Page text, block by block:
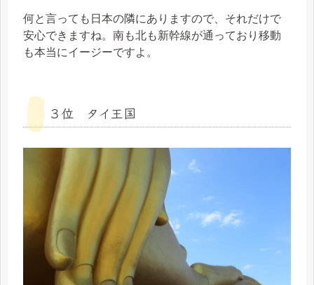
何と言っても日本の隣にありますので、それだけで
安心できますね。南も北も新幹線が通っており移動
も本当にイージーですよ。
３位 タイ王国